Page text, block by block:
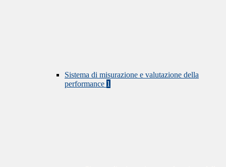
Sistema di misurazione e valutazione della
performance 1